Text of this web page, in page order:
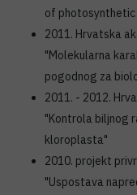
of photosynthetic
2011. Hrvatska
"Molekularna
pogodnog za
2011. - 2012.
"Kontrola biljnog
kloroplasta"
2010. projekt
"Uspostava